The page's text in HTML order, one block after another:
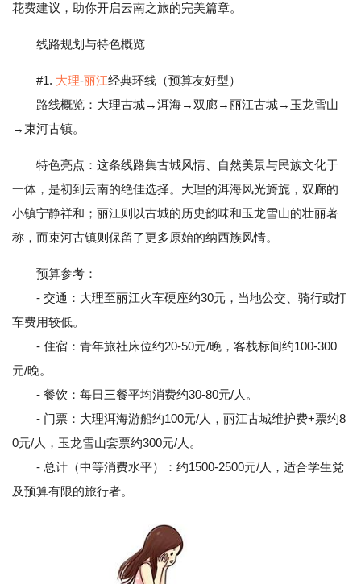
花费建议，助你开启云南之旅的完美篇章。
线路规划与特色概览
#1. 大理-丽江经典环线（预算友好型）
路线概览：大理古城→洱海→双廊→丽江古城→玉龙雪山
→束河古镇。
特色亮点：这条线路集古城风情、自然美景与民族文化于
一体，是初到云南的绝佳选择。大理的洱海风光旖旎，双廊的
小镇宁静祥和；丽江则以古城的历史韵味和玉龙雪山的壮丽著
称，而束河古镇则保留了更多原始的纳西族风情。
预算参考：
- 交通：大理至丽江火车硬座约30元，当地公交、骑行或打
车费用较低。
- 住宿：青年旅社床位约20-50元/晚，客栈标间约100-300
元/晚。
- 餐饮：每日三餐平均消费约30-80元/人。
- 门票：大理洱海游船约100元/人，丽江古城维护费+票约8
0元/人，玉龙雪山套票约300元/人。
- 总计（中等消费水平）：约1500-2500元/人，适合学生党
及预算有限的旅行者。